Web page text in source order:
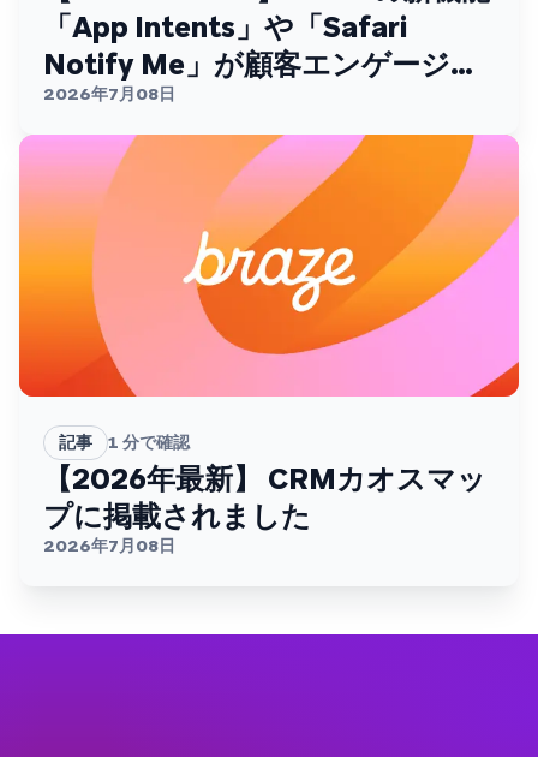
「App Intents」や「Safari
Notify Me」が顧客エンゲージメ
ントを変える
2026年7月08日
記事 1 分で確認
【2026年最新】 CRMカオスマッ
プに掲載されました
2026年7月08日